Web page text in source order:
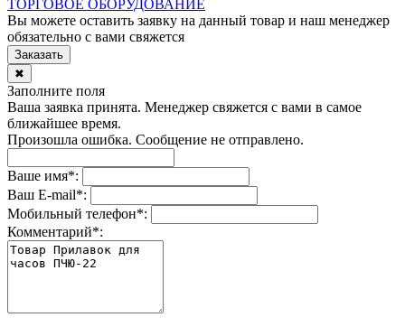
ТОРГОВОЕ ОБОРУДОВАНИЕ
Вы можете оставить заявку на данный товар и наш менеджер
обязательно с вами свяжется
Заказать
✖
Заполните поля
Ваша заявка принята. Менеджер свяжется с вами в самое
ближайшее время.
Произошла ошибка. Сообщение не отправлено.
Ваше имя*:
Ваш E-mail*:
Мобильный телефон*:
Комментарий*: